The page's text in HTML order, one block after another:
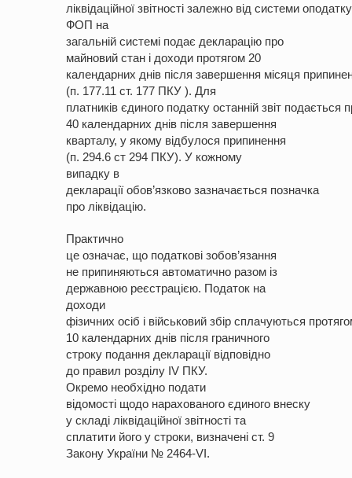
ліквідаційної звітності залежно від системи
ФОП на
загальній системі подає декларацію про
майновий стан і доходи протягом 20
календарних днів після завершення місяця
(п. 177.11 ст. 177 ПКУ ). Для
платників єдиного податку останній звіт подається
40 календарних днів після завершення
кварталу, у якому відбулося припинення
(п. 294.6 ст 294 ПКУ). У кожному
випадку в
декларації обов’язково зазначається позначка
про ліквідацію.
Практично
це означає, що податкові зобов’язання
не припиняються автоматично разом із
державною реєстрацією. Податок на
доходи
фізичних осіб і військовий збір сплачуються
10 календарних днів після граничного
строку подання декларації відповідно
до правил розділу IV ПКУ.
Окремо необхідно подати
відомості щодо нарахованого єдиного внеску
у складі ліквідаційної звітності та
сплатити його у строки, визначені ст. 9
Закону України № 2464-VI.